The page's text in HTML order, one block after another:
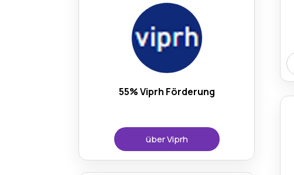
55% Viprh Förderung
über Viprh